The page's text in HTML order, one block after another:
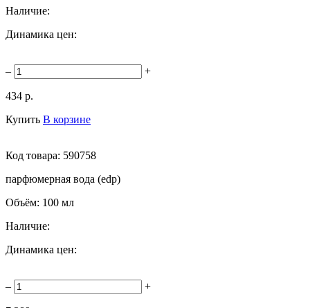
Наличие:
Динамика цен:
– +
434 р.
Купить В корзине
Код товара: 590758
парфюмерная вода (edp)
Объём: 100 мл
Наличие:
Динамика цен:
– +